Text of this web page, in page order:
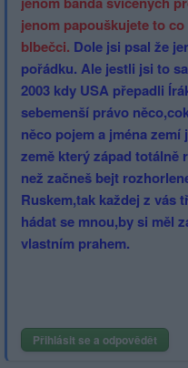
jenom papouškujete to
blbečci. Dole jsi psal že
pořádku. Ale jestli jsi to
2003 kdy USA přepadli
sebemenší právo
něco pojem a jména zemí
země který západ totálně
než začneš bejt
Ruskem,tak každej z vás
hádat se mnou,by si měl
vlastním prahem.
Přihlásit se a odpovědět